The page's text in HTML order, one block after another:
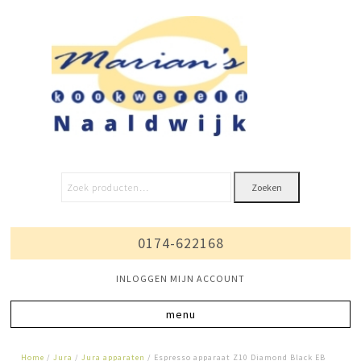
Zoeken
0174-622168
INLOGGEN MIJN ACCOUNT
Home /Jura /Jura apparaten / Espresso apparaat Z10 Diamond Black EB